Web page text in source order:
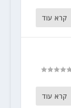
קרא עוד
קרא עוד